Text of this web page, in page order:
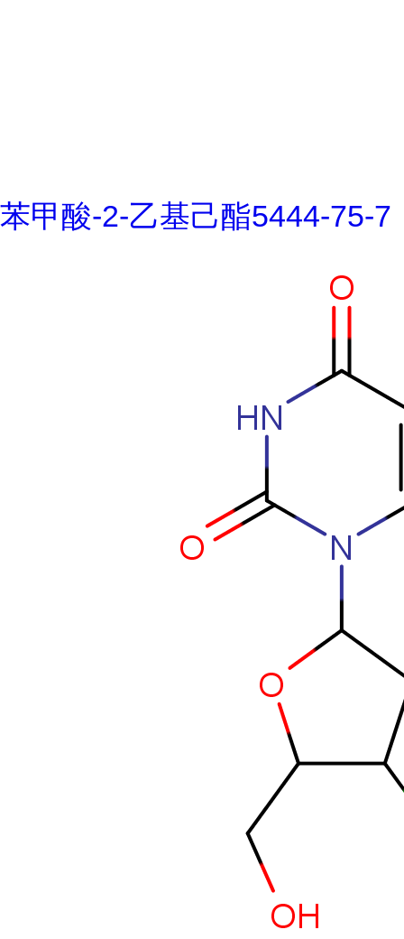
苯甲酸-2-乙基己酯5444-75-7